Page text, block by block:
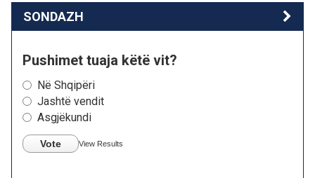
SONDAZH
Pushimet tuaja këtë vit?
Në Shqipëri
Jashtë vendit
Asgjëkundi
Vote View Results